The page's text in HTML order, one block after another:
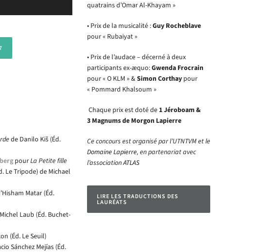
de Danilo Kiš (Éd.
pourLa Petite fille
Le Tripode) de Michael
Matar (Éd.
Laub (Éd. Buchet-
(Éd. Le Seuil)
Sánchez Mejías (Éd.
quatrains d’Omar Al-Khayam »
• Prix de la musicalité :Guy Rocheblave
pour « Rubaiyat »
• Prix de l’audace – décerné à deux
participants ex-æquo:Gwenda Frocrain
pour « O KLM » &Simon Corthaypour
« Pommard Khalsoum »
Chaque prix est doté de 1 Jéroboam &
3 Magnums de Morgon Lapierre
Ce concours est organisé par l’UTNTVM et le
Domaine Lapierre, en partenariat avec
l’associationATLAS
LIRE LES TRADUCTIONS DES
LAURÉATS